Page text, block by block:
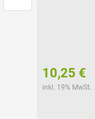
10,25 €
inkl. 19% MwSt.